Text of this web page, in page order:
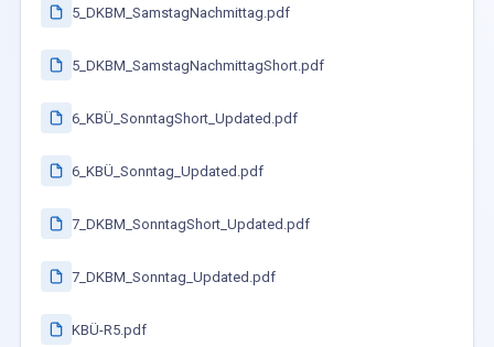
5_DKBM_SamstagNachmittag.pdf
5_DKBM_SamstagNachmittagShort.pdf
6_KBÜ_SonntagShort_Updated.pdf
6_KBÜ_Sonntag_Updated.pdf
7_DKBM_SonntagShort_Updated.pdf
7_DKBM_Sonntag_Updated.pdf
KBÜ-R5.pdf